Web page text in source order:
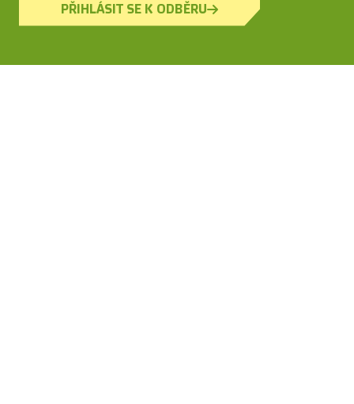
PŘIHLÁSIT SE K ODBĚRU